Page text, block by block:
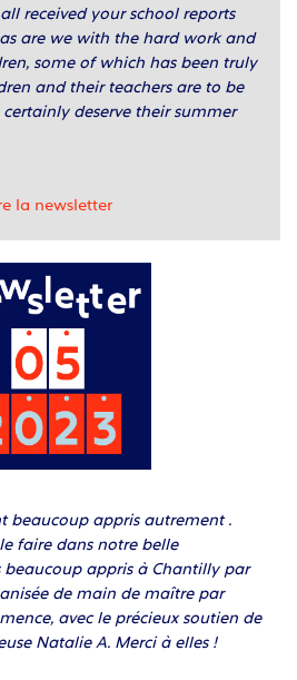
received your school reports
are we with the hard work and
some of which has been truly
and their teachers are to be
deserve their summer
la newsletter
beaucoup appris autrement .
faire dans notre belle
beaucoup appris à Chantilly par
de main de maître par
avec le précieux soutien de
Natalie A. Merci à elles !